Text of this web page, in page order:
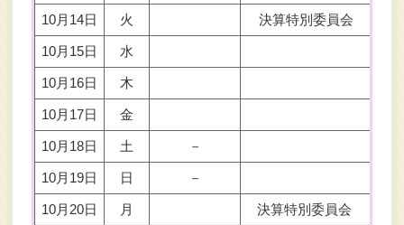
10月14日 火 決算特別委員会
10月15日 水
10月16日 木
10月17日 金
10月18日 土 －
10月19日 日 －
10月20日 月 決算特別委員会